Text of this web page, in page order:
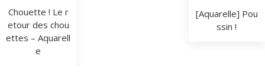
Chouette ! Le r
etour des chou
ettes – Aquarell
e
[Aquarelle] Pou
ssin !